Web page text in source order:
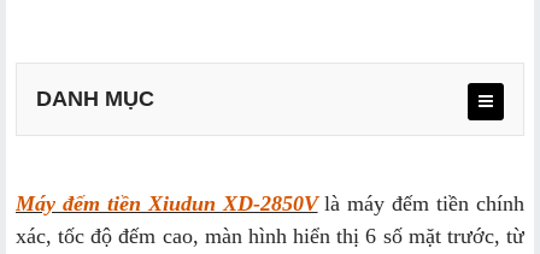
DANH MỤC
Máy đếm tiền Xiudun XD-2850Vlà máy đếm tiền chính
xác, tốc độ đếm cao, màn hình hiển thị 6 số mặt trước, từ